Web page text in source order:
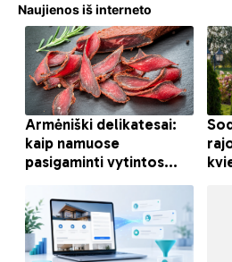
Naujienos iš interneto